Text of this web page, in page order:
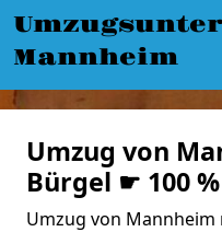
Mannheim
Umzug von
Bürgel ☛ 100
Umzug von Mannheim